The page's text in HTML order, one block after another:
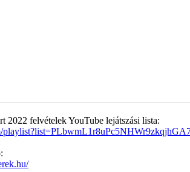
2022 felvételek YouTube lejátszási lista: